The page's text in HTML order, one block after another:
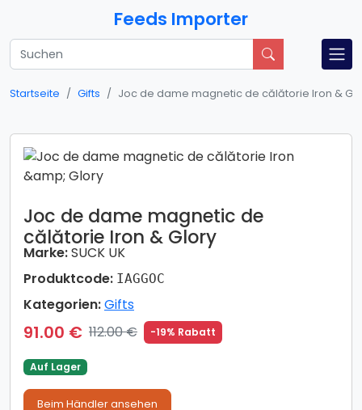
Feeds Importer
Startseite Gifts Joc de dame magnetic de călătorie Iron &
Joc de dame magnetic de
călătorie Iron & Glory
Marke:SUCK UK
Produktcode: IAGGOC
Kategorien:Gifts
91.00 € 112.00 € -19% Rabatt
Auf Lager
Beim Händler ansehen